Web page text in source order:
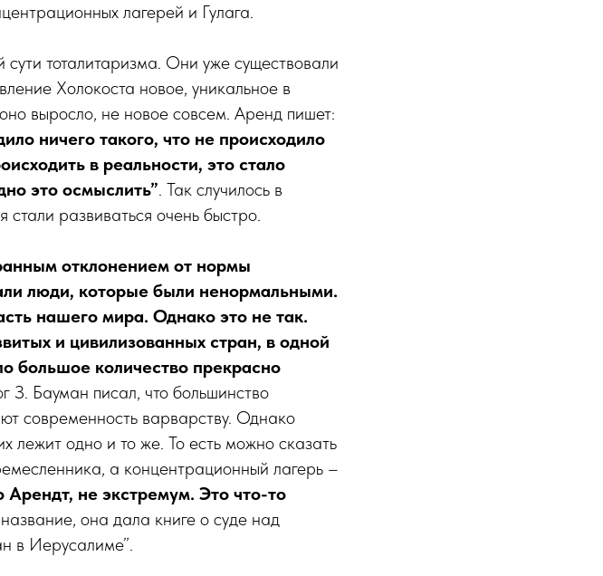
лагерей и Гулага.
тоталитаризма. Они уже существовали
Холокоста новое, уникальное в
выросло, не новое совсем. Аренд пишет:
ничего такого, что не происходило
в реальности, это стало
это осмыслить”. Так случилось в
развиваться очень быстро.
отклонением от нормы
люди, которые были ненормальными.
нашего мира. Однако это не так.
и цивилизованных стран, в одной
большое количество прекрасно
З. Бауман писал, что большинство
современность варварству. Однако
лежит одно и то же. То есть можно сказать
а концентрационный лагерь –
Арендт, не экстремум. Это что-то
она дала книге о суде над
в Иерусалиме”.